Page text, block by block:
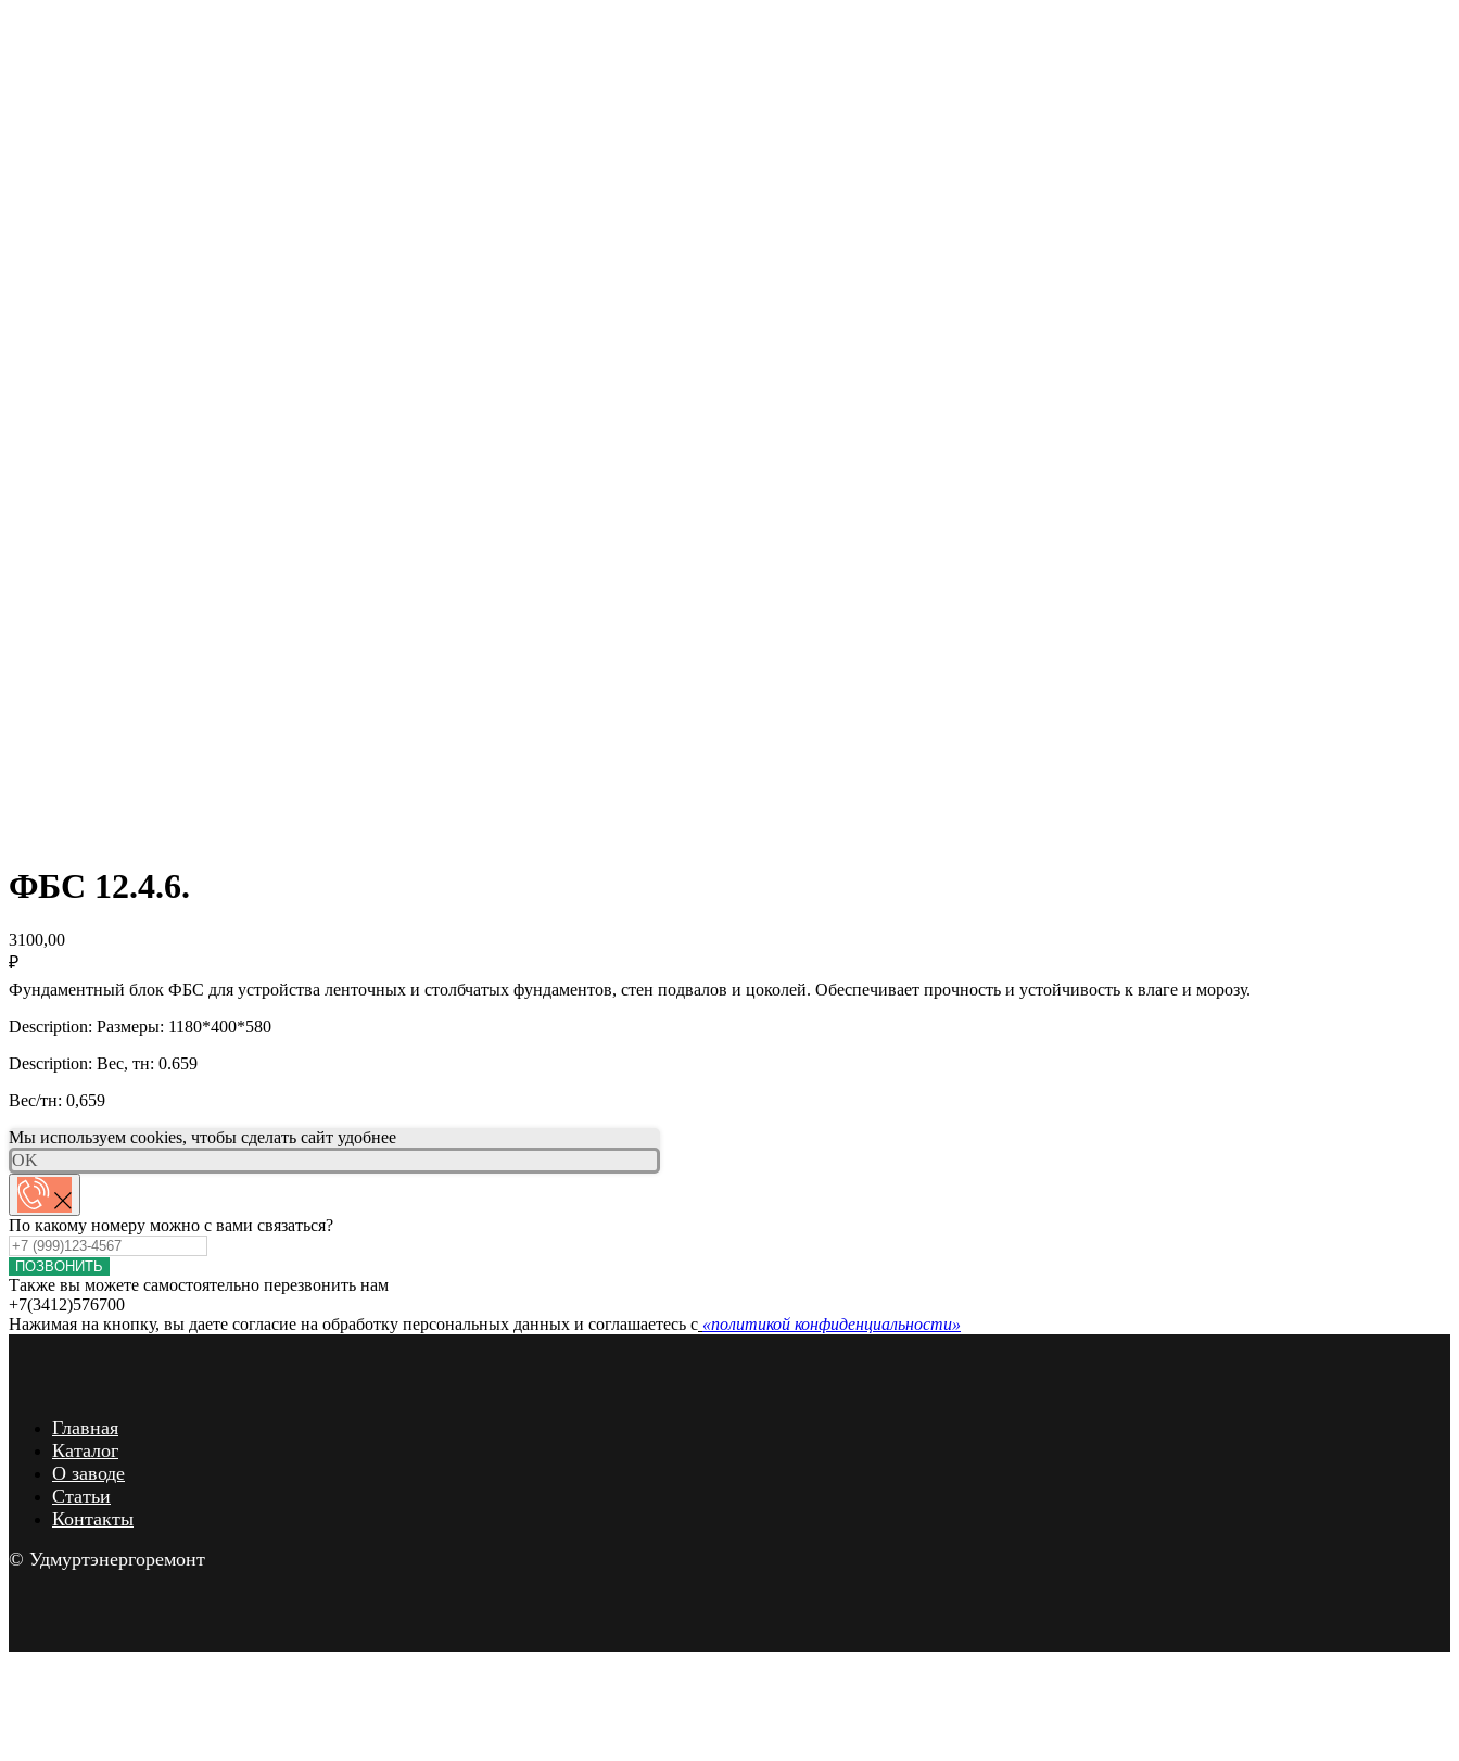
ФБС 12.4.6.
3100,00
₽
Фундаментный блок ФБС для устройства ленточных и столбчатых фундаментов, стен подвалов и цоколей. Обеспечивает прочность и устойчивость к влаге и морозу.
Description: Размеры: 1180*400*580
Description: Вес, тн: 0.659
Вес/тн: 0,659
Мы используем cookies, чтобы сделать сайт удобнее
OK
По какому номеру можно с вами связаться?
ПОЗВОНИТЬ
Также вы можете самостоятельно перезвонить нам
+7(3412)576700
Нажимая на кнопку, вы даете согласие на обработку персональных данных и соглашаетесь c «политикой конфиденциальности»
Главная
Каталог
О заводе
Статьи
Контакты
© Удмуртэнергоремонт